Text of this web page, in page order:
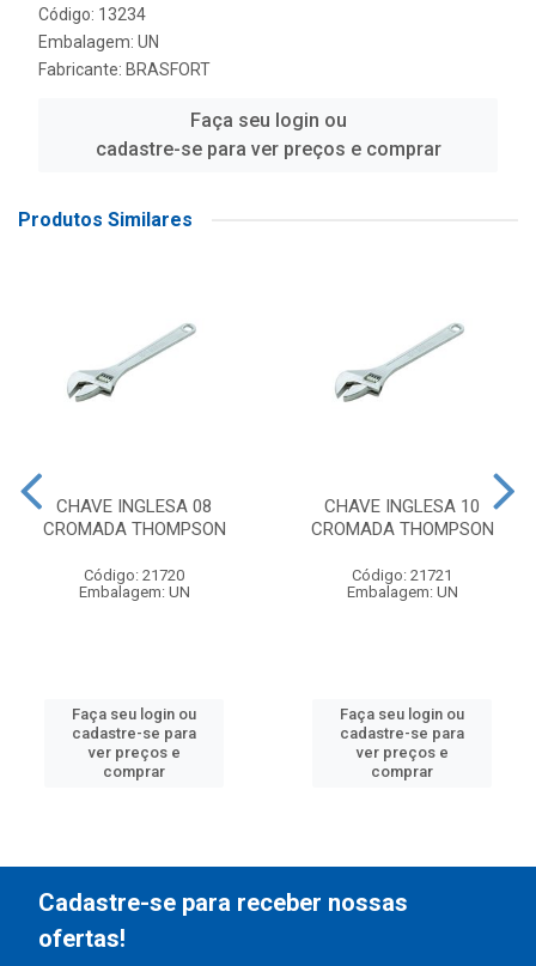
Código: 13234
Embalagem: UN
Fabricante: BRASFORT
Faça seu login ou
cadastre-se para ver preços e comprar
Produtos Similares
CHAVE INGLESA 08
CROMADA THOMPSON
Código: 21720
Embalagem: UN
Faça seu login ou
cadastre-se para
ver preços e
comprar
CHAVE INGLESA 10
CROMADA THOMPSON
Código: 21721
Embalagem: UN
Faça seu login ou
cadastre-se para
ver preços e
comprar
Cadastre-se para receber nossas
ofertas!